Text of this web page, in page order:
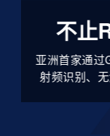
不止
亚洲首家通
射频识别、
工业智